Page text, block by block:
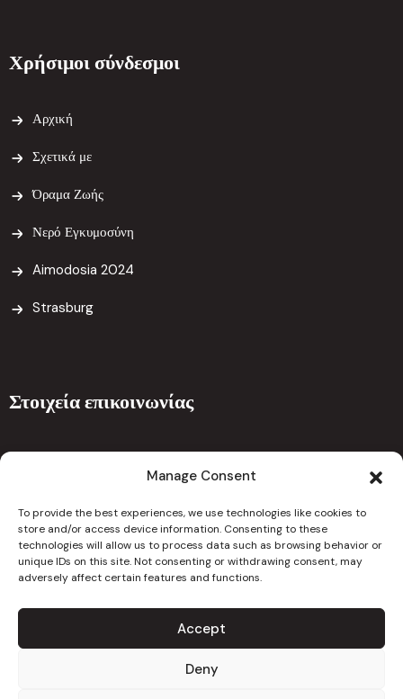
Manage Consent
To provide the best experiences, we use technologies like cookies to
store and/or access device information. Consenting to these
technologies will allow us to process data such as browsing behavior or
unique IDs on this site. Not consenting or withdrawing consent, may
adversely affect certain features and functions.
Accept
Deny
Χρήσιμοι σύνδεσμοι
Αρχική
Σχετικά με
Όραμα Ζωής
Νερό Εγκυμοσύνη
Aimodosia 2024
Strasburg
Στοιχεία επικοινωνίας
info@christoforouclinic.com
24667626
Copyright 2023. All Rights Reserved